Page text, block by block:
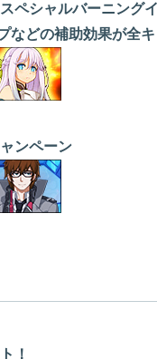
ペシャルバーニング
などの補助効果が全
ンペーン
！